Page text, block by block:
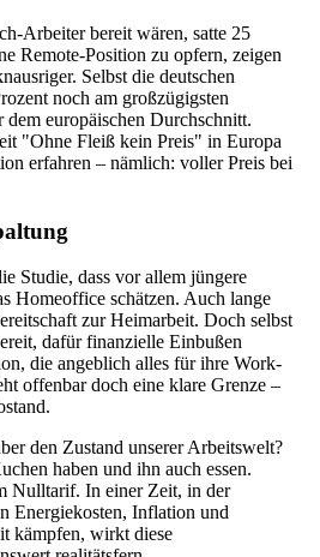
Arbeiter bereit wären, satte 25
Remote-Position zu opfern, zeigen
Selbst die deutschen
noch am großzügigsten
europäischen Durchschnitt.
"Ohne Fleiß kein Preis" in Europa
erfahren – nämlich: voller Preis bei
Studie, dass vor allem jüngere
Homeoffice schätzen. Auch lange
zur Heimarbeit. Doch selbst
dafür finanzielle Einbußen
die angeblich alles für ihre Work-
offenbar doch eine klare Grenze –
den Zustand unserer Arbeitswelt?
haben und ihn auch essen.
Nulltarif. In einer Zeit, in der
Energiekosten, Inflation und
kämpfen, wirkt diese